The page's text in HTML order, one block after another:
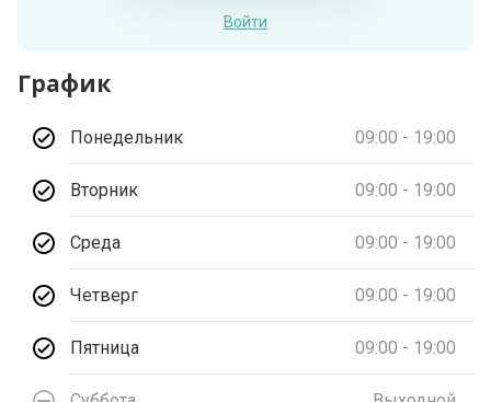
Войти
График
Понедельник 09:00 - 19:00
Вторник 09:00 - 19:00
Среда 09:00 - 19:00
Четверг 09:00 - 19:00
Пятница 09:00 - 19:00